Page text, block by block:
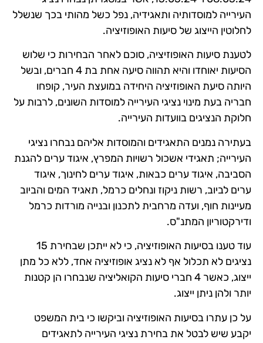
העירייה למוסדותיה ותאגידיה, נפל כשל מהותי בכך שנשלל
לחלוטין הייצוג של סיעות האופוזיציה.
לטענת סיעות האופוזיציה, סוכם לאחר הבחירות כי שלוש
הסיעות יאוחדו והיא תהווה סיעה אחת בת 4 חברים, ובשל
היותה סיעת האופוזיציה היחידה במועצת העיר, קופחו
חבריה בעת מינוי נציגי העירייה למוסדות השונים, לרבות על
חלוקת הנציגים בוועדות העירייה.
בעתירה נמנים התאגידים והמוסדות אליהם נבחרו נציגי
העירייה; תאגידי אשכול רשויות המפרץ, איגוד ערים להגנת
הסביבה, איגוד ערים כבאות, איגוד ערים לחינוך, איגוד
ערים לביוב, רשות ניקוז ונחלים כרמל, תאגיד המים והביוב
מעיינות חוף, ועדה מרחבית לתכנון ובנייה מורדות כרמל
ודירקטוריון המתנ"ס.
עוד טענו בסיעות האופוזיציה, כי לא ייתכן שבחירת 15
נציגים לא תכלול אף לא נציג אופוזיציה אחד, ללא כל מתן
ייצוג, כאשר 4 חברי סיעות הקואליציה שנבחרו הן קטנות
יותר ולהן ניתן ייצוג.
על כן עתרו בסיעות האופוזיציה וביקשו כי בית המשפט
יקבע שיש לבטל את בחירת נציגי העירייה לתאגידים